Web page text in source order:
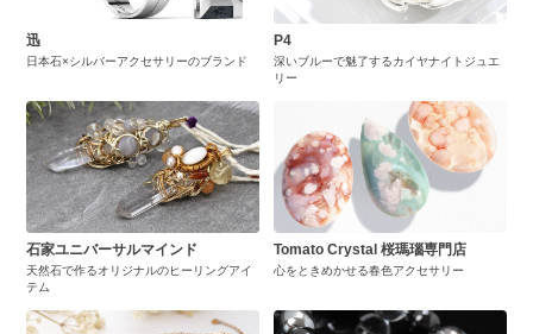
迅
日本石×シルバーアクセサリーのブランド
P4
深いブルーで魅了するカイヤナイトジュエ
リー
石家ユニバーサルマインド
天然石で作るオリジナルのヒーリングアイ
テム
Tomato Crystal 桜瑪瑙専門店
心をときめかせる春色アクセサリー